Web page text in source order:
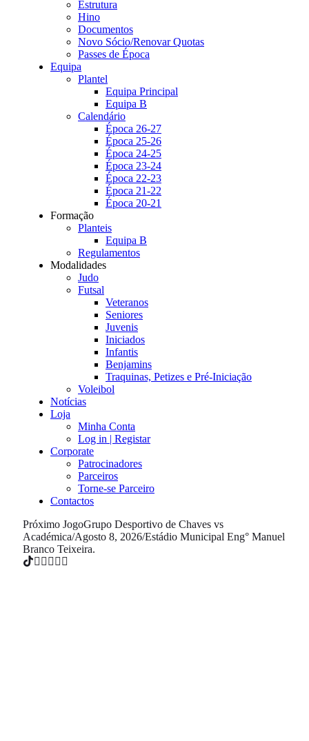
Estrutura
Hino
Documentos
Novo Sócio/Renovar Quotas
Passes de Época
Equipa
Plantel
Equipa Principal
Equipa B
Calendário
Época 26-27
Época 25-26
Época 24-25
Época 23-24
Época 22-23
Época 21-22
Época 20-21
Formação
Planteis
Equipa B
Regulamentos
Modalidades
Judo
Futsal
Veteranos
Seniores
Juvenis
Iniciados
Infantis
Benjamins
Traquinas, Petizes e Pré-Iniciação
Voleibol
Notícias
Loja
Minha Conta
Log in | Registar
Corporate
Patrocinadores
Parceiros
Torne-se Parceiro
Contactos
Próximo JogoGrupo Desportivo de Chaves vs
Académica/Agosto 8, 2026/Estádio Municipal Eng° Manuel
Branco Teixeira.